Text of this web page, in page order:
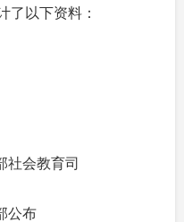
了以下资料：
社会教育司
公布